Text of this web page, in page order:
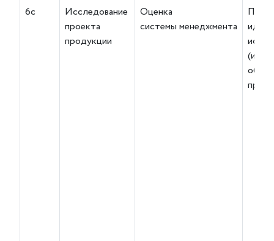
6с
Исследование
проекта
продукции
Оценка
системы менеджмента